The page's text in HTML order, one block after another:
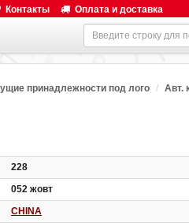
Контакты Оплата и доставка
принадлежности под лого Авт.
228
052 жовт
CHINA